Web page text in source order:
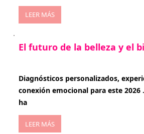
LEER MÁS
El futuro de la belleza y el
Diagnósticos personalizados,
conexión emocional para este 2026
ha
LEER MÁS